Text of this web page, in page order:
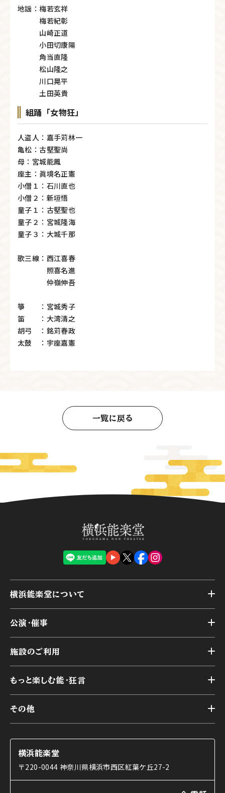
地謡：梅若玄祥
梅若紀彰
山崎正道
小田切康陽
角当直隆
松山隆之
川口晃平
土田英貴
組踊「女物狂」
人盗人：嘉手苅林一
亀松：古堅聖尚
母：宮城能鳳
座主：眞境名正憲
小僧１：石川直也
小僧２：新垣悟
童子１：古堅聖也
童子２：宮城隆海
童子３：大城千那
歌三線：西江喜春
照喜名進
仲嶺伸吾
箏 ：宮城秀子
笛 ：大湾清之
胡弓 ：銘苅春政
太鼓 ：宇座嘉憲
一覧に戻る
横浜能楽堂について
横浜能楽堂が取り組んだ事業
能舞台の歴史と特徴
様々なお客様に向けて
本舞台座席
交通アクセス
公演・催事
アーカイブ
施設のご利用
第二舞台
研修室
楽屋
ご利用の流れ
利用料金表
もっと楽しむ能・狂言
能舞台と演じ手
使用する道具
能・狂言の曲目説明
その他
コラム
OTABISHO
横浜能楽堂
〒220-0044 神奈川県横浜市西区紅葉ケ丘27-2